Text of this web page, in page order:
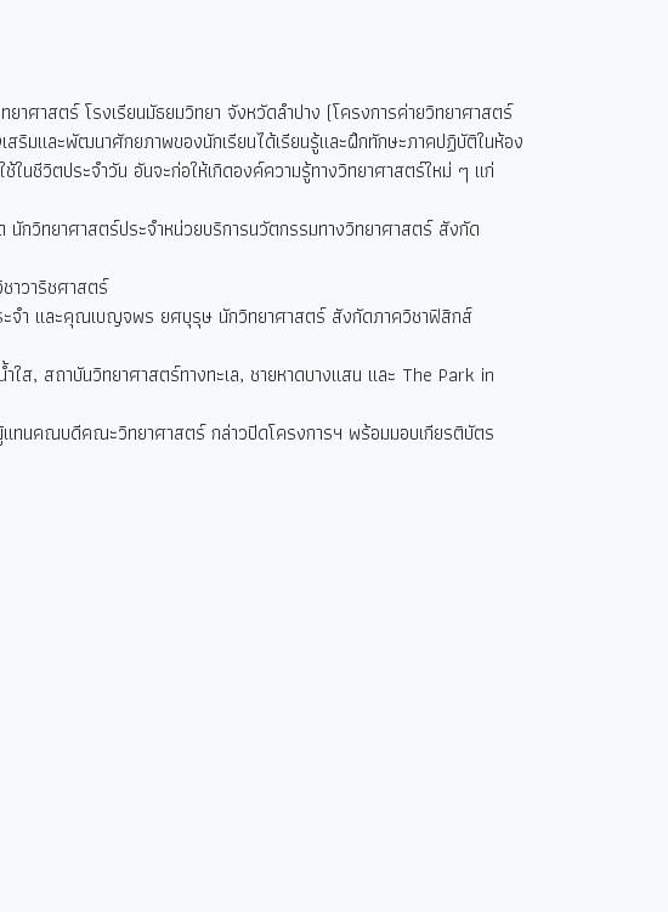
าศาสตร์ โรงเรียนมัธยมวิทยา จังหวัดลำปาง (โครงการค่ายวิทยาศาสตร์
และพัฒนาศักยภาพของนักเรียนได้เรียนรู้และฝึกทักษะภาคปฏิบัติในห้อง
นชีวิตประจำวัน อันจะก่อให้เกิดองค์ความรู้ทางวิทยาศาสตร์ใหม่ ๆ แก่
วิทยาศาสตร์ประจำหน่วยบริการนวัตกรรมทางวิทยาศาสตร์ สังกัด
าวาริชศาสตร์
จำ และคุณเบญจพร ยศบุรุษ นักวิทยาศาสตร์ สังกัดภาควิชาฟิสิกส์
, สถาบันวิทยาศาสตร์ทางทะเล, ชายหาดบางแสน และ The Park in
นคณบดีคณะวิทยาศาสตร์ กล่าวปิดโครงการฯ พร้อมมอบเกียรติบัตร